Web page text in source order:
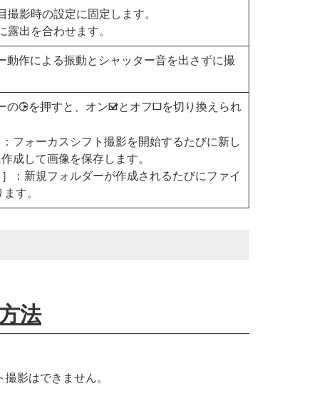
撮影時の設定に固定します。
露出を合わせます。
動作による振動とシャッター音を出さずに撮
の2を押すと、オンMとオフUを切り換えられ
：フォーカスシフト撮影を開始するたびに新し
成して画像を保存します。
］：新規フォルダーが作成されるたびにファイ
す。
法
影はできません。